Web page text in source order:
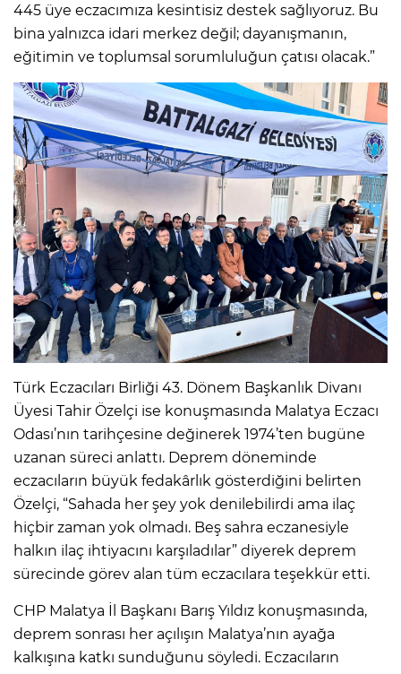
445 üye eczacımıza kesintisiz destek sağlıyoruz. Bu
bina yalnızca idari merkez değil; dayanışmanın,
eğitimin ve toplumsal sorumluluğun çatısı olacak.”
Türk Eczacıları Birliği 43. Dönem Başkanlık Divanı
Üyesi Tahir Özelçi ise konuşmasında Malatya Eczacı
Odası’nın tarihçesine değinerek 1974’ten bugüne
uzanan süreci anlattı. Deprem döneminde
eczacıların büyük fedakârlık gösterdiğini belirten
Özelçi, “Sahada her şey yok denilebilirdi ama ilaç
hiçbir zaman yok olmadı. Beş sahra eczanesiyle
halkın ilaç ihtiyacını karşıladılar” diyerek deprem
sürecinde görev alan tüm eczacılara teşekkür etti.
CHP Malatya İl Başkanı Barış Yıldız konuşmasında,
deprem sonrası her açılışın Malatya’nın ayağa
kalkışına katkı sunduğunu söyledi. Eczacıların